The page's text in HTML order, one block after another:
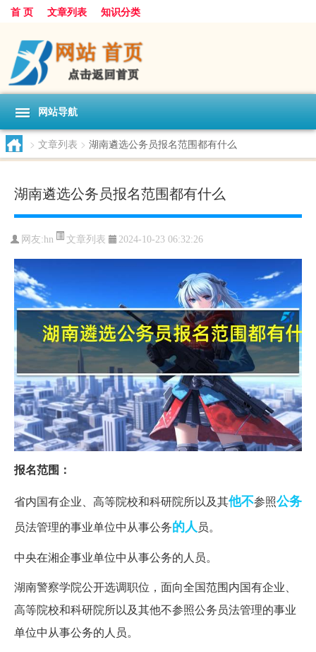
首 页 文章列表 知识分类
网站导航
> 文章列表 > 湖南遴选公务员报名范围都有什么
湖南遴选公务员报名范围都有什么
网友:hn 文章列表 2024-10-23 06:32:26
报名范围：
省内国有企业、高等院校和科研院所以及其他不参照公务
员法管理的事业单位中从事公务的人员。
中央在湘企事业单位中从事公务的人员。
湖南警察学院公开选调职位，面向全国范围内国有企业、
高等院校和科研院所以及其他不参照公务员法管理的事业
单位中从事公务的人员。